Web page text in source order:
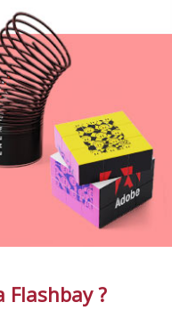
Flashbay ?